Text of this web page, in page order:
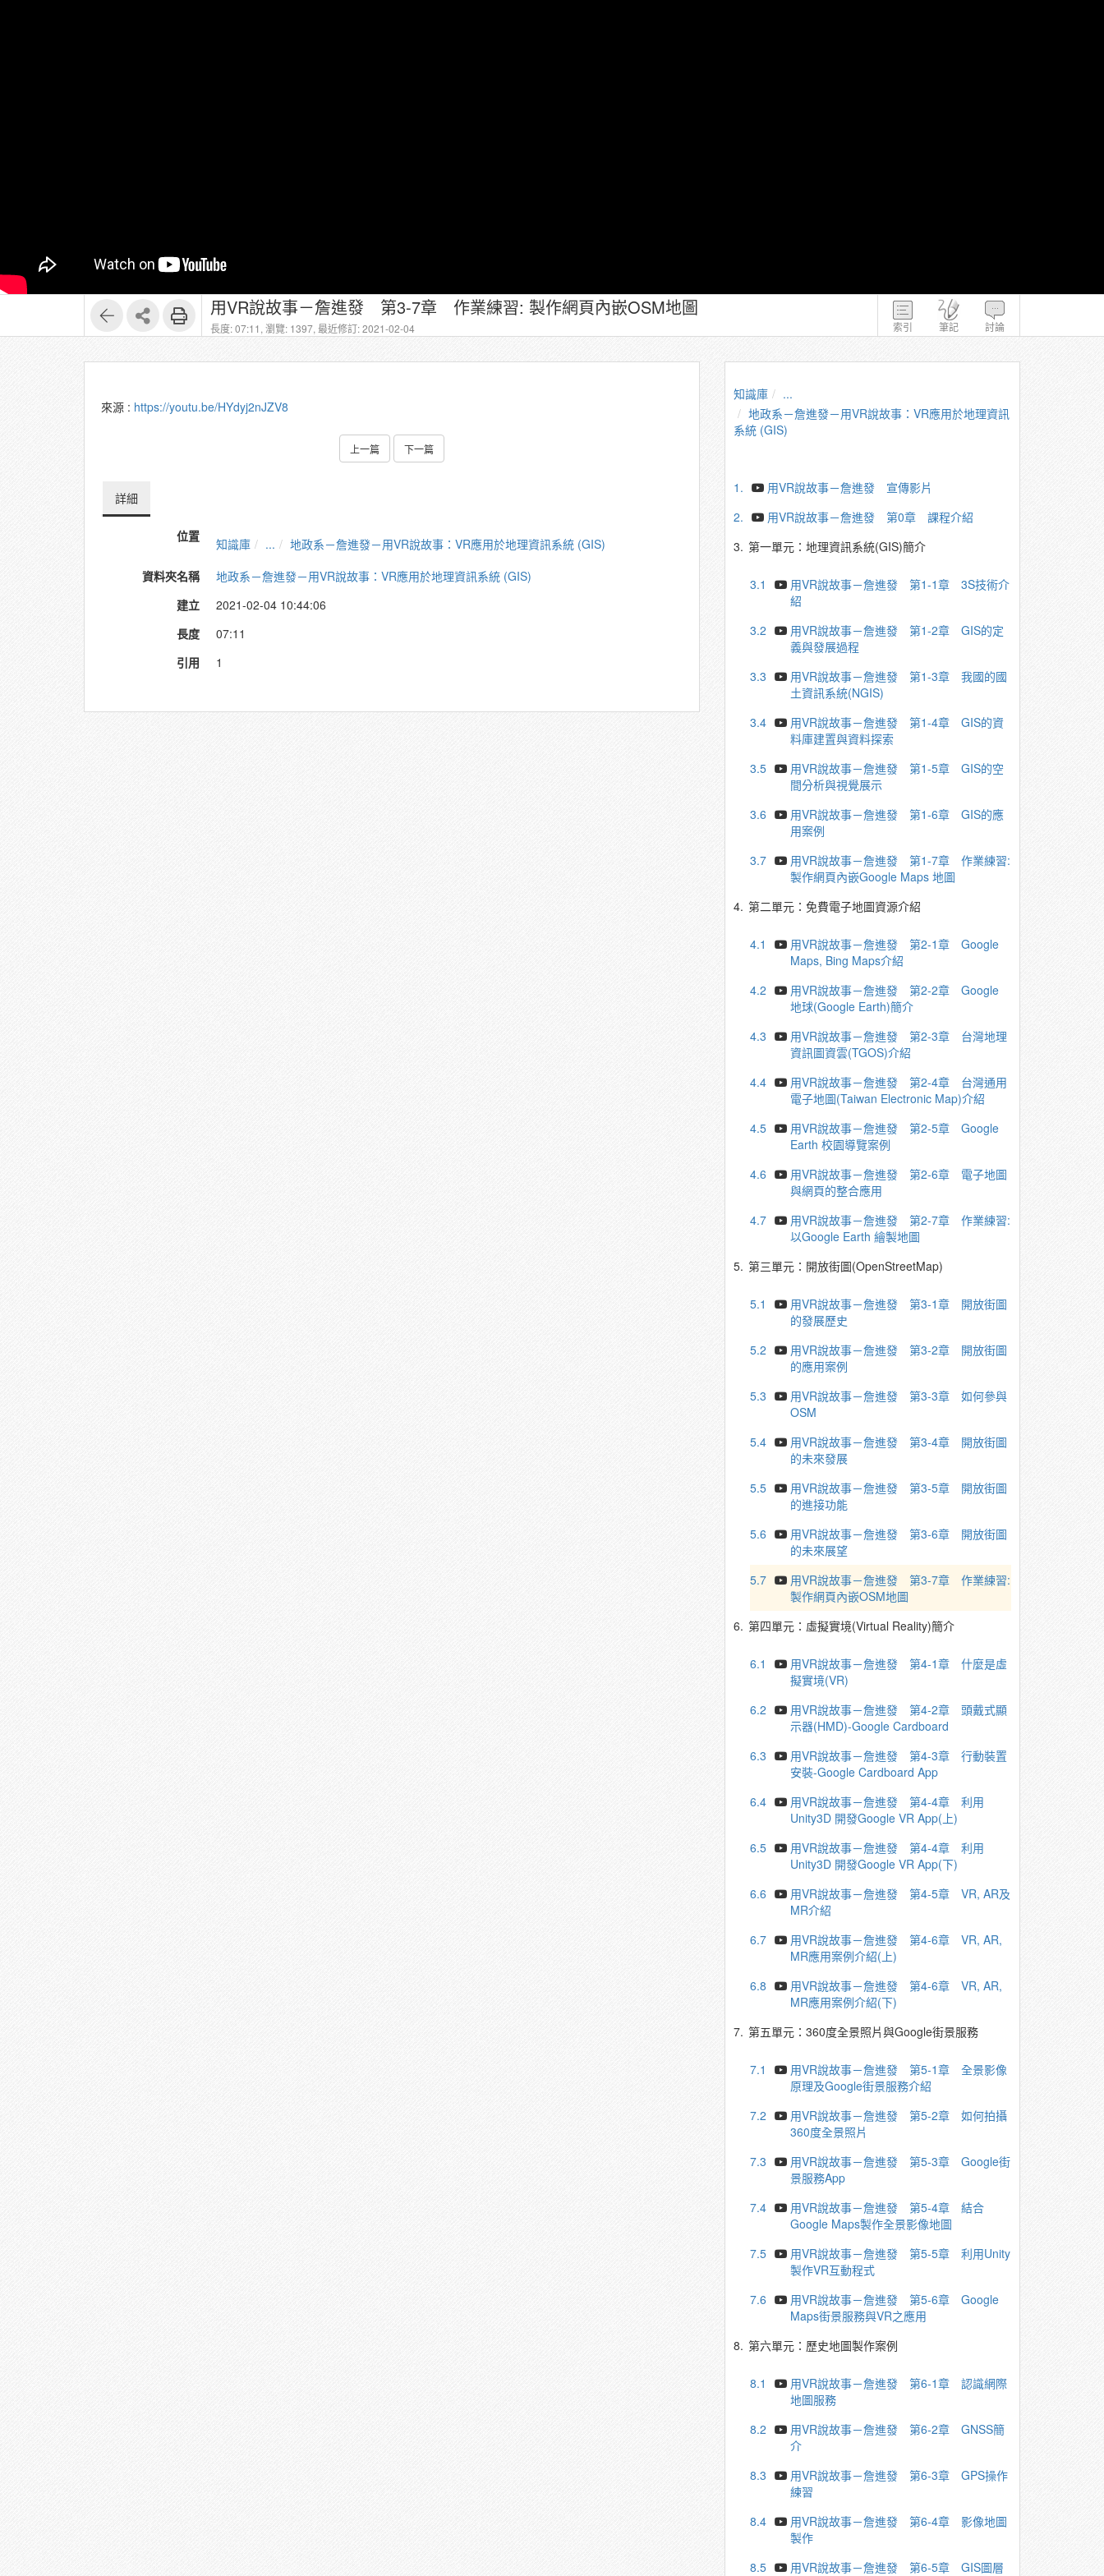
索引 筆記 討論
用VR說故事－詹進發 第3-7章 作業練習: 製作網頁內嵌OSM地圖
長度: 07:11, 瀏覽: 1397, 最近修訂: 2021-02-04
來源 : https://youtu.be/HYdyj2nJZV8
上一篇 下一篇
詳細
位置 知識庫 ...
地政系－詹進發－用VR說故事：VR應用於地理資訊系統 (GIS)
資料夾名稱
地政系－詹進發－用VR說故事：VR應用於地理資訊系統 (GIS)
建立
2021-02-04 10:44:06
長度
07:11
引用
1
知識庫
...
地政系－詹進發－用VR說故事：VR應用於地理資訊
系統 (GIS)
1.
用VR說故事－詹進發 宣傳影片
2.
用VR說故事－詹進發 第0章 課程介紹
3. 第一單元：地理資訊系統(GIS)簡介
3.1
用VR說故事－詹進發 第1-1章 3S技術介
紹
3.2
用VR說故事－詹進發 第1-2章 GIS的定
義與發展過程
3.3
用VR說故事－詹進發 第1-3章 我國的國
土資訊系統(NGIS)
3.4
用VR說故事－詹進發 第1-4章 GIS的資
料庫建置與資料探索
3.5
用VR說故事－詹進發 第1-5章 GIS的空
間分析與視覺展示
3.6
用VR說故事－詹進發 第1-6章 GIS的應
用案例
3.7
用VR說故事－詹進發 第1-7章 作業練習:
製作網頁內嵌Google Maps 地圖
4. 第二單元：免費電子地圖資源介紹
4.1
用VR說故事－詹進發 第2-1章 Google
Maps, Bing Maps介紹
4.2
用VR說故事－詹進發 第2-2章 Google
地球(Google Earth)簡介
4.3
用VR說故事－詹進發 第2-3章 台灣地理
資訊圖資雲(TGOS)介紹
4.4
用VR說故事－詹進發 第2-4章 台灣通用
電子地圖(Taiwan Electronic Map)介紹
4.5
用VR說故事－詹進發 第2-5章 Google
Earth 校園導覽案例
4.6
用VR說故事－詹進發 第2-6章 電子地圖
與網頁的整合應用
4.7
用VR說故事－詹進發 第2-7章 作業練習:
以Google Earth 繪製地圖
5. 第三單元：開放街圖(OpenStreetMap)
5.1
用VR說故事－詹進發 第3-1章 開放街圖
的發展歷史
5.2
用VR說故事－詹進發 第3-2章 開放街圖
的應用案例
5.3
用VR說故事－詹進發 第3-3章 如何參與
OSM
5.4
用VR說故事－詹進發 第3-4章 開放街圖
的未來發展
5.5
用VR說故事－詹進發 第3-5章 開放街圖
的進接功能
5.6
用VR說故事－詹進發 第3-6章 開放街圖
的未來展望
5.7
用VR說故事－詹進發 第3-7章 作業練習:
製作網頁內嵌OSM地圖
6. 第四單元：虛擬實境(Virtual Reality)簡介
6.1
用VR說故事－詹進發 第4-1章 什麼是虛
擬實境(VR)
6.2
用VR說故事－詹進發 第4-2章 頭戴式顯
示器(HMD)-Google Cardboard
6.3
用VR說故事－詹進發 第4-3章 行動裝置
安裝-Google Cardboard App
6.4
用VR說故事－詹進發 第4-4章 利用
Unity3D 開發Google VR App(上)
6.5
用VR說故事－詹進發 第4-4章 利用
Unity3D 開發Google VR App(下)
6.6
用VR說故事－詹進發 第4-5章 VR, AR及
MR介紹
6.7
用VR說故事－詹進發 第4-6章 VR, AR,
MR應用案例介紹(上)
6.8
用VR說故事－詹進發 第4-6章 VR, AR,
MR應用案例介紹(下)
7. 第五單元：360度全景照片與Google街景服務
7.1
用VR說故事－詹進發 第5-1章 全景影像
原理及Google街景服務介紹
7.2
用VR說故事－詹進發 第5-2章 如何拍攝
360度全景照片
7.3
用VR說故事－詹進發 第5-3章 Google街
景服務App
7.4
用VR說故事－詹進發 第5-4章 結合
Google Maps製作全景影像地圖
7.5
用VR說故事－詹進發 第5-5章 利用Unity
製作VR互動程式
7.6
用VR說故事－詹進發 第5-6章 Google
Maps街景服務與VR之應用
8. 第六單元：歷史地圖製作案例
8.1
用VR說故事－詹進發 第6-1章 認識網際
地圖服務
8.2
用VR說故事－詹進發 第6-2章 GNSS簡
介
8.3
用VR說故事－詹進發 第6-3章 GPS操作
練習
8.4
用VR說故事－詹進發 第6-4章 影像地圖
製作
8.5
用VR說故事－詹進發 第6-5章 GIS圖層